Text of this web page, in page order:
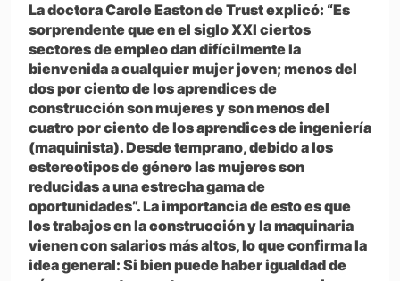
La doctora Carole Easton de Trust explicó: “Es
sorprendente que en el siglo XXI ciertos
sectores de empleo dan difícilmente la
bienvenida a cualquier mujer joven; menos del
dos por ciento de los aprendices de
construcción son mujeres y son menos del
cuatro por ciento de los aprendices de ingeniería
(maquinista). Desde temprano, debido a los
estereotipos de género las mujeres son
reducidas a una estrecha gama de
oportunidades”. La importancia de esto es que
los trabajos en la construcción y la maquinaria
vienen con salarios más altos, lo que confirma la
idea general: Si bien puede haber igualdad de